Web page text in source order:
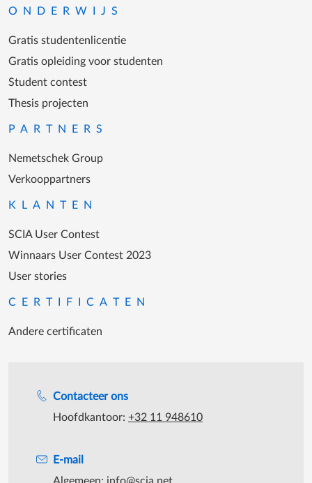
Contacteer ons
Hoofdkantoor: +32 11 948610
E-mail
ONDERWIJS
Gratis studentenlicentie
Gratis opleiding voor studenten
Student contest
Thesis projecten
PARTNERS
Nemetschek Group
Verkooppartners
KLANTEN
SCIA User Contest
Winnaars User Contest 2023
User stories
CERTIFICATEN
Andere certificaten